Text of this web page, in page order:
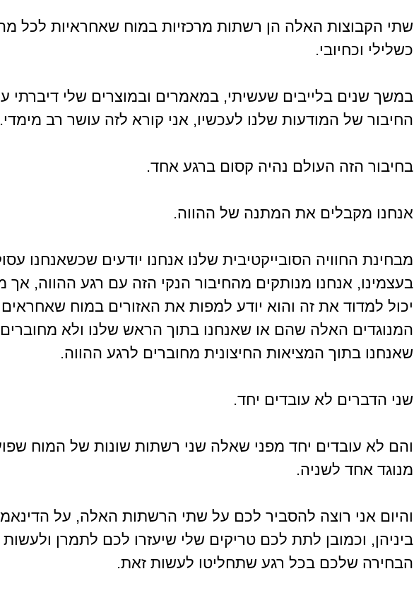
שתי הקבוצות האלה הן רשתות מרכזיות במוח שאחראיות לכל מה
כשלילי וכחיובי.
במשך שנים בלייבים שעשיתי, במאמרים ובמוצרים שלי
החיבור של המודעות שלנו לעכשיו, אני קורא לזה עושר רב מימדי.
בחיבור הזה העולם נהיה קסום ברגע אחד.
אנחנו מקבלים את המתנה של ההווה.
מבחינת החוויה הסובייקטיבית שלנו אנחנו יודעים שכשאנחנו
בעצמינו, אנחנו מנותקים מהחיבור הנקי הזה עם רגע ההווה,
יכול למדוד את זה והוא יודע למפות את האזורים במוח
המנוגדים האלה שהם או שאנחנו בתוך הראש שלנו ולא מחוברים
שאנחנו בתוך המציאות החיצונית מחוברים לרגע ההווה.
שני הדברים לא עובדים יחד.
והם לא עובדים יחד מפני שאלה שני רשתות שונות של המוח
מנוגד אחד לשניה.
והיום אני רוצה להסביר לכם על שתי הרשתות האלה, על
ביניהן, וכמובן לתת לכם טריקים שלי שיעזרו לכם לתמרן ולעשות
הבחירה שלכם בכל רגע שתחליטו לעשות זאת.